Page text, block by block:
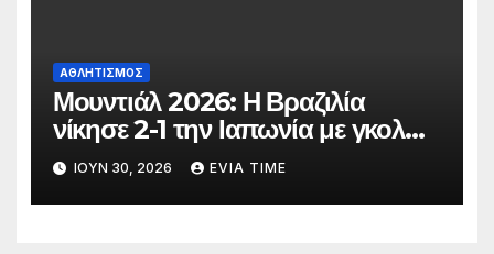
ΑΘΛΗΤΙΣΜΟΣ
Μουντιάλ 2026: Η Βραζιλία
νίκησε 2-1 την Ιαπωνία με γκολ
στο 90′ λεπτό
ΙΟΎΝ 30, 2026 EVIA TIME